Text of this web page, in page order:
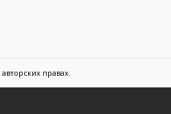
правах.